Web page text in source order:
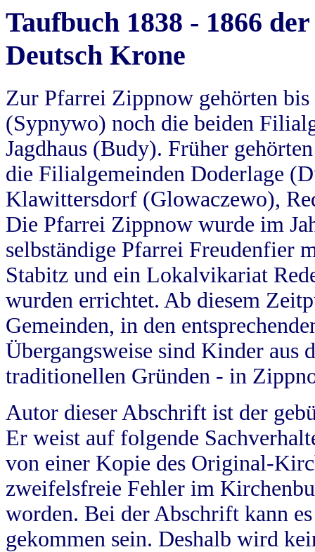
Taufbuch 1838 - 1866
Deutsch Krone
Zur Pfarrei Zippnow gehörten
(Sypnywo) noch die beiden
Jagdhaus (Budy). Früher
die Filialgemeinden Doderlage
Klawittersdorf (Glowaczewo),
Die Pfarrei Zippnow wurde im
selbständige Pfarrei Freudenfier
Stabitz und ein Lokalvikariat
wurden errichtet. Ab diesem
Gemeinden, in den
Übergangsweise sind Kinder aus
traditionellen Gründen - in
Autor dieser Abschrift ist der
Er weist auf folgende
von einer Kopie des Original-
zweifelsfreie Fehler im
worden. Bei der Abschrift kann
gekommen sein. Deshalb wird